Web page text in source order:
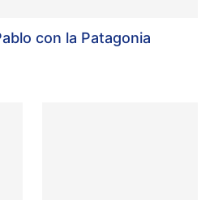
con la Patagonia